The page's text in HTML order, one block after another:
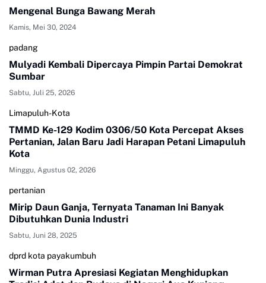
Mengenal Bunga Bawang Merah
Kamis, Mei 30, 2024
padang
Mulyadi Kembali Dipercaya Pimpin Partai Demokrat
Sumbar
Sabtu, Juli 25, 2026
Limapuluh-Kota
TMMD Ke-129 Kodim 0306/50 Kota Percepat Akses
Pertanian, Jalan Baru Jadi Harapan Petani Limapuluh
Kota
Minggu, Agustus 02, 2026
pertanian
Mirip Daun Ganja, Ternyata Tanaman Ini Banyak
Dibutuhkan Dunia Industri
Sabtu, Juni 28, 2025
dprd kota payakumbuh
Wirman Putra Apresiasi Kegiatan Menghidupkan